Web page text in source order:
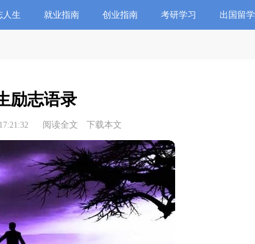
人生 就业指南 创业指南 考研学习 出国留学
励志语录
阅读全文 下载本文